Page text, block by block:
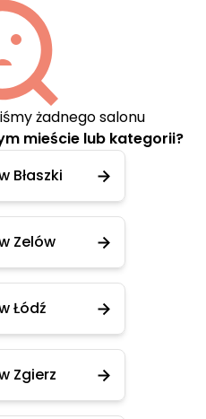
żadnego salonu
mieście lub kategorii?
Błaszki
Zelów
Łódź
Zgierz